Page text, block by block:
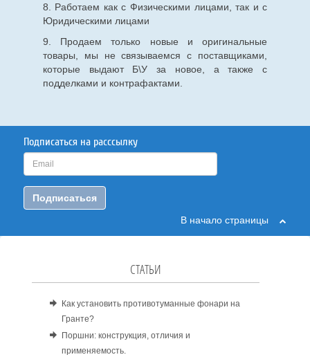
8. Работаем как с Физическими лицами, так и с
Юридическими лицами
9. Продаем только новые и оригинальные
товары, мы не связываемся с поставщиками,
которые выдают Б\У за новое, а также с
подделками и контрафактами.
Подписаться на расссылку
Подписаться
В начало страницы
СТАТЬИ
Как установить противотуманные фонари на
Гранте?
Поршни: конструкция, отличия и
применяемость.